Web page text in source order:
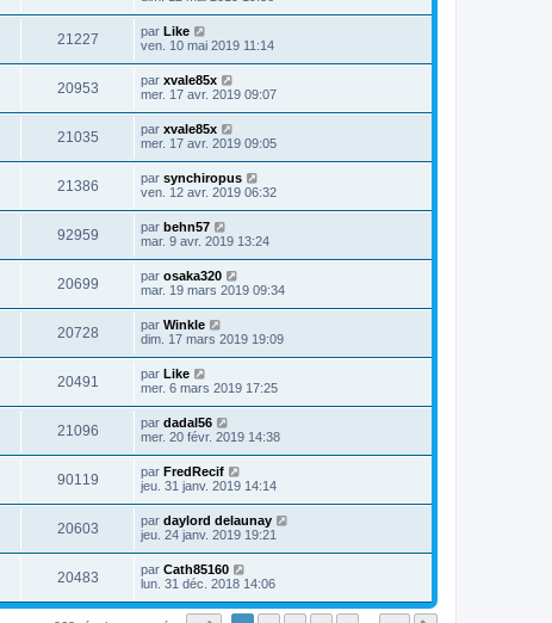
21227 par Like
ven. 10 mai 2019 11:14
20953 par xvale85x
mer. 17 avr. 2019 09:07
21035 par xvale85x
mer. 17 avr. 2019 09:05
21386 par synchiropus
ven. 12 avr. 2019 06:32
92959 par behn57
mar. 9 avr. 2019 13:24
20699 par osaka320
mar. 19 mars 2019 09:34
20728 par Winkle
dim. 17 mars 2019 19:09
20491 par Like
mer. 6 mars 2019 17:25
21096 par dadal56
mer. 20 févr. 2019 14:38
90119 par FredRecif
jeu. 31 janv. 2019 14:14
20603 par daylord delaunay
jeu. 24 janv. 2019 19:21
20483 par Cath85160
lun. 31 déc. 2018 14:06